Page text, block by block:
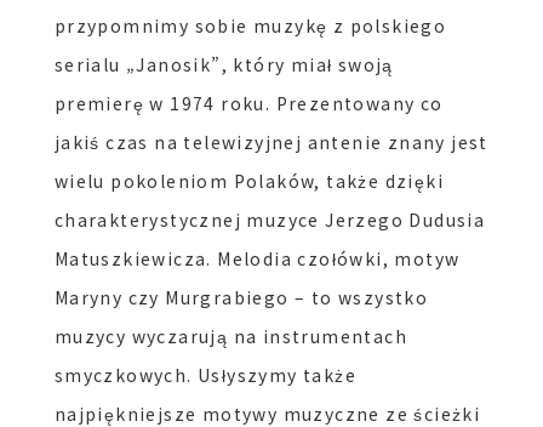
przypomnimy sobie muzykę z polskiego
serialu „Janosik”, który miał swoją
premierę w 1974 roku. Prezentowany co
jakiś czas na telewizyjnej antenie znany jest
wielu pokoleniom Polaków, także dzięki
charakterystycznej muzyce Jerzego Dudusia
Matuszkiewicza. Melodia czołówki, motyw
Maryny czy Murgrabiego – to wszystko
muzycy wyczarują na instrumentach
smyczkowych. Usłyszymy także
najpiękniejsze motywy muzyczne ze ścieżki